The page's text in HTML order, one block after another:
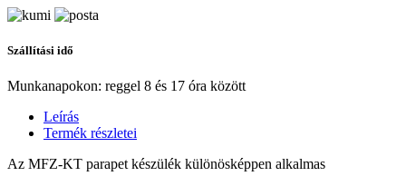
Szállítási idő
Munkanapokon: reggel 8 és 17 óra között
Leírás
Termék részletei
Az MFZ-KT parapet készülék különösképpen alkalmas